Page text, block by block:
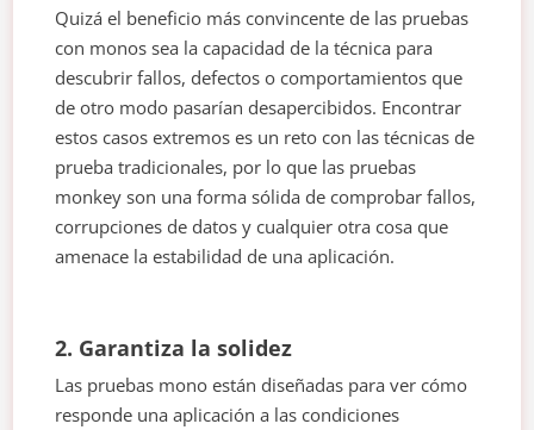
Quizá el beneficio más convincente de las pruebas
con monos sea la capacidad de la técnica para
descubrir fallos, defectos o comportamientos que
de otro modo pasarían desapercibidos. Encontrar
estos casos extremos es un reto con las técnicas de
prueba tradicionales, por lo que las pruebas
monkey son una forma sólida de comprobar fallos,
corrupciones de datos y cualquier otra cosa que
amenace la estabilidad de una aplicación.
2. Garantiza la solidez
Las pruebas mono están diseñadas para ver cómo
responde una aplicación a las condiciones